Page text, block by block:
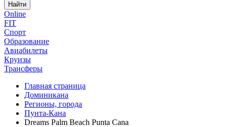
Найти
Online
FIT
Спорт
Образование
Авиабилеты
Круизы
Трансферы
Главная страница
Доминикана
Регионы, города
Пунта-Кана
Dreams Palm Beach Punta Cana